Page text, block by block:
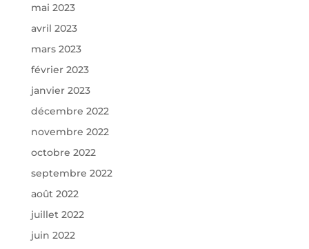
mai 2023
avril 2023
mars 2023
février 2023
janvier 2023
décembre 2022
novembre 2022
octobre 2022
septembre 2022
août 2022
juillet 2022
juin 2022